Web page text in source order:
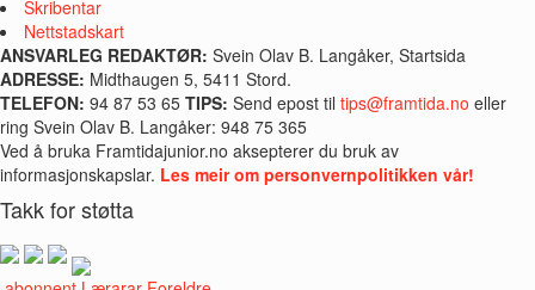
Skribentar
Nettstadskart
ANSVARLEG REDAKTØR: Svein Olav B. Langåker, Startsida
ADRESSE: Midthaugen 5, 5411 Stord.
TELEFON: 94 87 53 65 TIPS: Send epost til tips@framtida.no eller
ring Svein Olav B. Langåker: 948 75 365
Ved å bruka Framtidajunior.no aksepterer du bruk av
informasjonskapslar. Les meir om personvernpolitikken vår!
Takk for støtta